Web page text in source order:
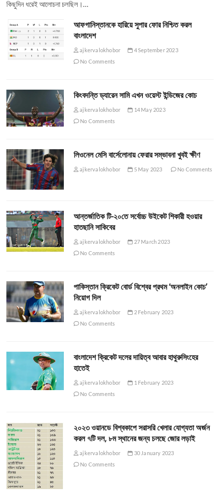
কিছুদিন ধরেই আলোচনা চলছিল।…
আফগানিস্তানকে হারিয়ে সুপার ফোর নিশ্চিত করল
বাংলাদেশ
ajkervalokhobor
4 September 2023
No Comments
কিংবদন্তি ড্যারেন সামি এখন ওয়েস্ট ইন্ডিজের কোচ
ajkervalokhobor
14 May 2023
No Comments
লিওনেল মেসি বার্সেলোনায় ফেরার সম্ভাবনা খুবই ক্ষীণ
ajkervalokhobor 5 May 2023 No Comments
আন্তর্জাতিক টি-২০তে সর্বোচ্চ উইকেট শিকারী হওয়ার
হাতছানি সাকিবের
ajkervalokhobor
27 March 2023
No Comments
পাকিস্তান ক্রিকেট বোর্ড বিশ্বের প্রথম ‘অনলাইন কোচ’
নিয়োগ দিল
ajkervalokhobor
2 February 2023
No Comments
বাংলাদেশ ক্রিকেট দলের দায়িত্ব আবার হাথুরুসিংহের
হাতেই
ajkervalokhobor
1 February 2023
No Comments
২০২৩ ওয়ানডে বিশ্বকাপে সরাসরি খেলার যোগ্যতা অর্জন
করল ৭টি দল, ৮ম স্থানের জন্য চলছে জোর লড়াই
ajkervalokhobor
30 January 2023
No Comments